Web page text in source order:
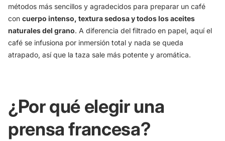
métodos más sencillos y agradecidos para preparar un café
con cuerpo intenso, textura sedosa y todos los aceites
naturales del grano. A diferencia del filtrado en papel, aquí el
café se infusiona por inmersión total y nada se queda
atrapado, así que la taza sale más potente y aromática.
¿Por qué elegir una
prensa francesa?